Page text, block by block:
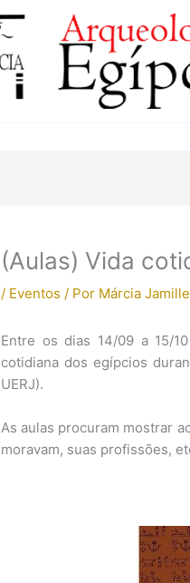
(Aulas) Vida
/ Eventos / Por Márcia Jamille
Entre os dias 14/09 a 15/
cotidiana dos egípcios
UERJ).
As aulas procuram mostrar
moravam, suas profissões,